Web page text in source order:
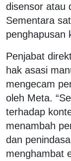
disensor atau
Sementara
penghapusan
Penjabat
hak asasi
mengecam
oleh Meta.
terhadap
menambah
dan
menghambat